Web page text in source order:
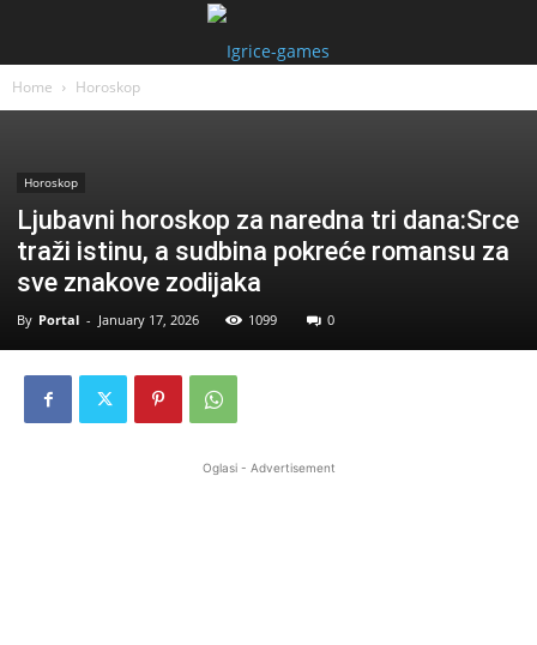
Home Horoskop
Horoskop
Ljubavni horoskop za naredna tri dana:Srce
traži istinu, a sudbina pokreće romansu za
sve znakove zodijaka
By Portal - January 17, 2026 1099 0
Oglasi - Advertisement